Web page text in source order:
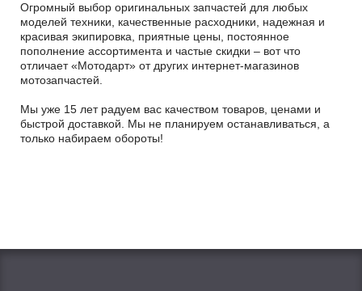
Огромный выбор оригинальных запчастей для любых
моделей техники, качественные расходники, надежная и
красивая экипировка, приятные цены, постоянное
пополнение ассортимента и частые скидки – вот что
отличает «Мотодарт» от других интернет-магазинов
мотозапчастей.
Мы уже 15 лет радуем вас качеством товаров, ценами и
быстрой доставкой. Мы не планируем останавливаться, а
только набираем обороты!